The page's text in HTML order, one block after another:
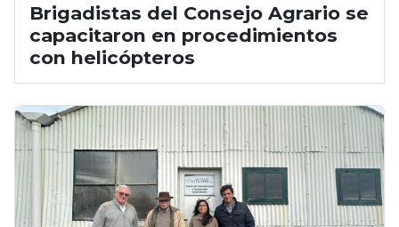
Brigadistas del Consejo Agrario se
capacitaron en procedimientos
con helicópteros